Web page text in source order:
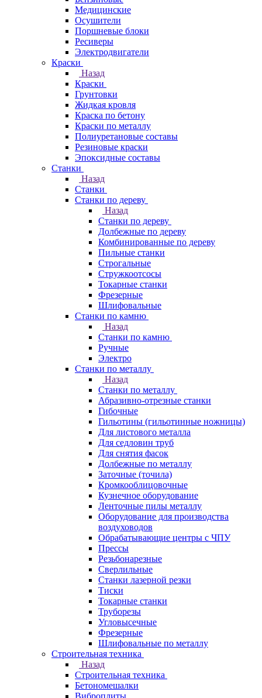
Медицинские
Осушители
Поршневые блоки
Ресиверы
Электродвигатели
Краски
Назад
Краски
Грунтовки
Жидкая кровля
Краска по бетону
Краски по металлу
Полиуретановые составы
Резиновые краски
Эпоксидные составы
Станки
Назад
Станки
Станки по дереву
Назад
Станки по дереву
Долбежные по дереву
Комбинированные по дереву
Пильные станки
Строгальные
Стружкоотсосы
Токарные станки
Фрезерные
Шлифовальные
Станки по камню
Назад
Станки по камню
Ручные
Электро
Станки по металлу
Назад
Станки по металлу
Абразивно-отрезные станки
Гибочные
Гильотины (гильотинные ножницы)
Для листового металла
Для седловин труб
Для снятия фасок
Долбежные по металлу
Заточные (точила)
Кромкооблицовочные
Кузнечное оборудование
Ленточные пилы металлу
Оборудование для производства
воздуховодов
Обрабатывающие центры с ЧПУ
Прессы
Резьбонарезные
Сверлильные
Станки лазерной резки
Тиски
Токарные станки
Труборезы
Угловысечные
Фрезерные
Шлифовальные по металлу
Строительная техника
Назад
Строительная техника
Бетономешалки
Виброплиты